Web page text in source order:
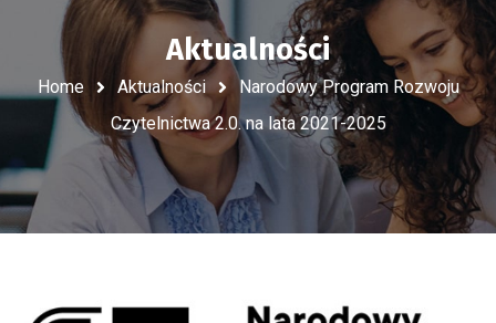
Aktualności
Home Aktualności
Narodowy Program Rozwoju
Czytelnictwa 2.0. na lata 2021-2025